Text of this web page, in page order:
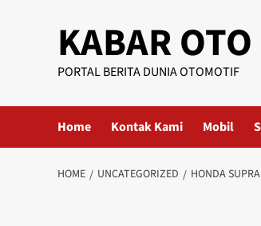
KABAR OTO
PORTAL BERITA DUNIA OTOMOTIF
Home Kontak Kami Mobil
HOME UNCATEGORIZED HONDA